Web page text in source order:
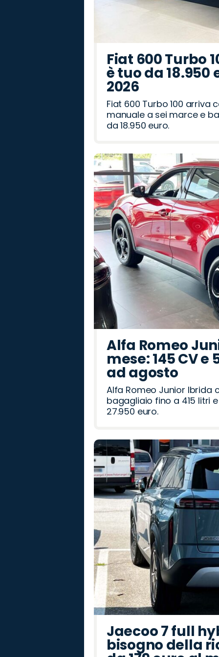
Fiat 600 Turbo
è tuo da
2026
Fiat 600 Turbo 100 arriva
manuale a sei marce e
da 18.950 euro.
Alfa Romeo
mese: 145 CV
ad agosto
Alfa Romeo Junior Ibrida
bagagliaio fino a 415 litri
27.950 euro.
Jaecoo 7 full
bisogno della